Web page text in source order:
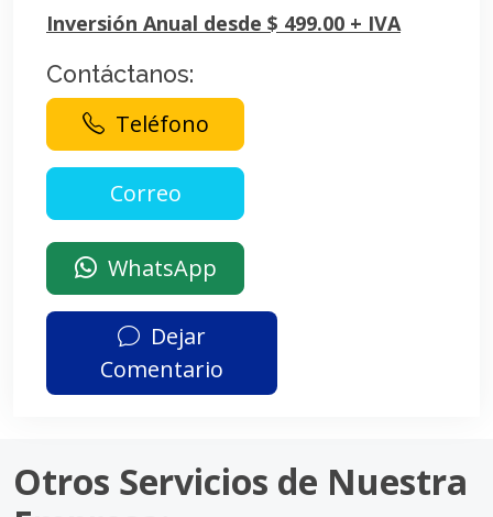
Inversión Anual desde $ 499.00 + IVA
Contáctanos:
Teléfono
WhatsApp
Dejar
Comentario
Otros Servicios de Nuestra